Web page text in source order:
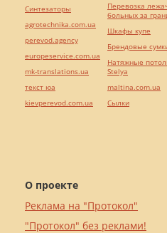
О проекте
Реклама на "Протокол"
"Протокол" без реклами!
Синтезаторы
agrotechnika.com.ua
perevod.agency
europeservice.com.ua
mk-translations.ua
текст юа
kievperevod.com.ua
Перевозка
больных за
Шкафы купе
Брендовые
Натяжные
Stelya
maltina.com.ua
Cылки